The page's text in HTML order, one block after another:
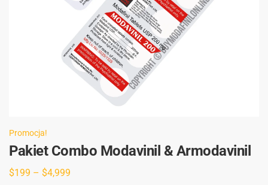
Promocja!
Pakiet Combo Modavinil & Armodavinil
$199 – $4,999